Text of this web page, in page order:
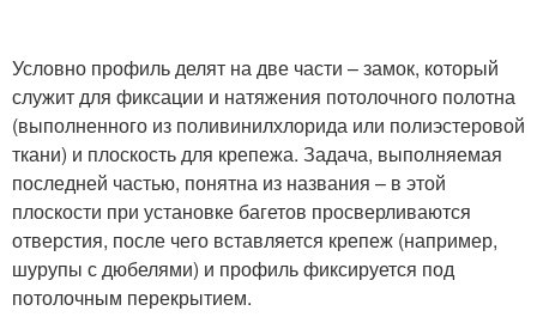
Условно профиль делят на две части – замок, который
служит для фиксации и натяжения потолочного полотна
(выполненного из поливинилхлорида или полиэстеровой
ткани) и плоскость для крепежа. Задача, выполняемая
последней частью, понятна из названия – в этой
плоскости при установке багетов просверливаются
отверстия, после чего вставляется крепеж (например,
шурупы с дюбелями) и профиль фиксируется под
потолочным перекрытием.